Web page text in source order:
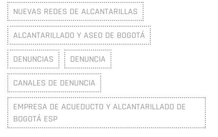
NUEVAS REDES DE ALCANTARILLAS
ALCANTARILLADO Y ASEO DE BOGOTÁ
DENUNCIAS DENUNCIA
CANALES DE DENUNCIA
EMPRESA DE ACUEDUCTO Y ALCANTARILLADO DE
BOGOTÁ ESP